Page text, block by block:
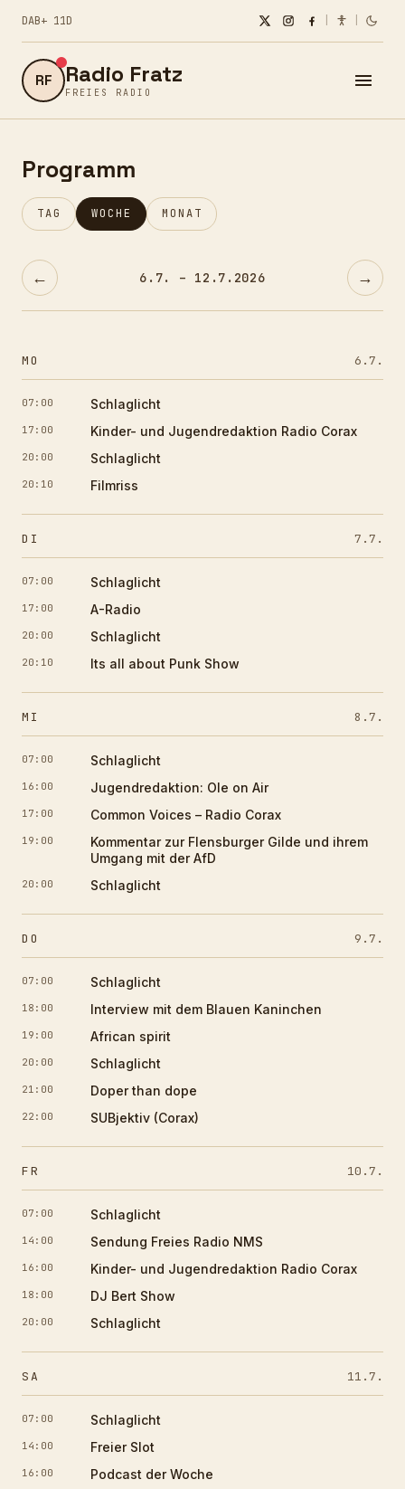
DAB+ 11D
RF Radio Fratz
FREIES RADIO
Programm
TAG WOCHE MONAT
← 6.7. – 12.7.2026 →
MO 6.7.
07:00 Schlaglicht
17:00 Kinder- und Jugendredaktion Radio Corax
20:00 Schlaglicht
20:10 Filmriss
DI 7.7.
07:00 Schlaglicht
17:00 A-Radio
20:00 Schlaglicht
20:10 Its all about Punk Show
MI 8.7.
07:00 Schlaglicht
16:00 Jugendredaktion: Ole on Air
17:00 Common Voices – Radio Corax
19:00
Kommentar zur Flensburger Gilde und ihrem
Umgang mit der AfD
20:00 Schlaglicht
DO 9.7.
07:00 Schlaglicht
18:00 Interview mit dem Blauen Kaninchen
19:00 African spirit
20:00 Schlaglicht
21:00 Doper than dope
22:00 SUBjektiv (Corax)
FR 10.7.
07:00 Schlaglicht
14:00 Sendung Freies Radio NMS
16:00 Kinder- und Jugendredaktion Radio Corax
18:00 DJ Bert Show
20:00 Schlaglicht
SA 11.7.
07:00 Schlaglicht
14:00 Freier Slot
16:00 Podcast der Woche